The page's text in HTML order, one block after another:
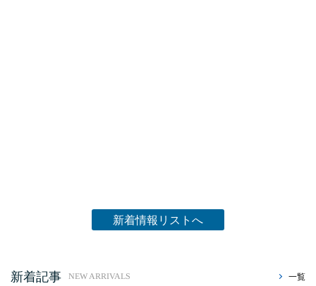
新着情報リストへ
新着記事 NEW ARRIVALS 一覧